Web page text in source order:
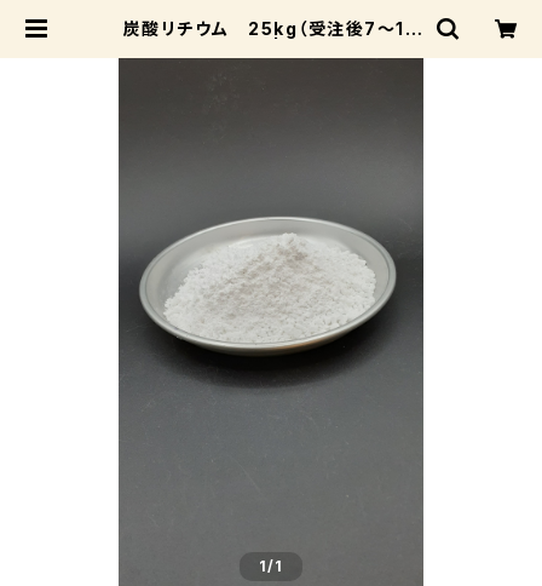
炭酸リチウム 25kg（受注後7～14
1/1